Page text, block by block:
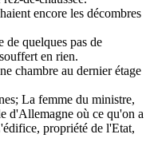
encore les décombres
quelques pas de
en rien.
chambre au dernier étage
La femme du ministre,
d'Allemagne où ce qu'on a
propriété de l'Etat,